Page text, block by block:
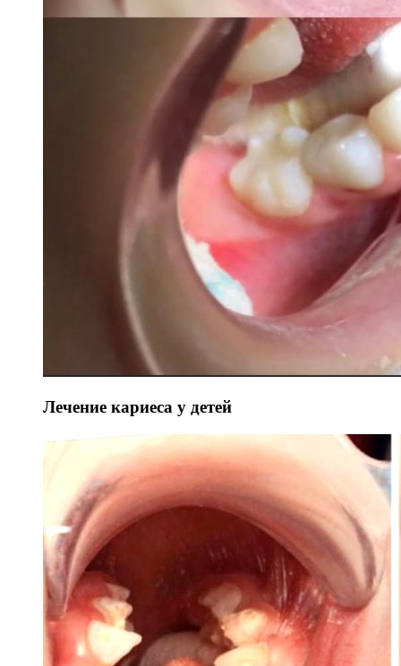
Лечение кариеса у детей